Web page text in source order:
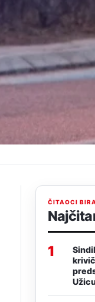
ČITAOCI
1